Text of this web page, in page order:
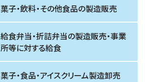
菓子・飲料・その他食品の製造販売
給食弁当・折詰弁当の製造販売・事業
所等に対する給食
菓子・食品・アイスクリーム製造卸売